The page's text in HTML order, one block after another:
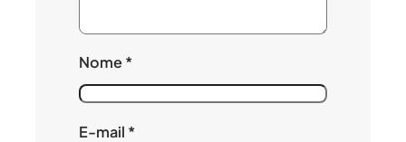
Nome*
E-mail *